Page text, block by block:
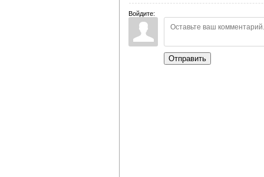
Войдите:
Отправить